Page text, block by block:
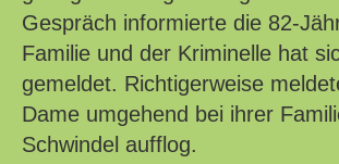
Gespräch informierte die 82-
Familie und der Kriminelle hat
gemeldet. Richtigerweise
Dame umgehend bei ihrer
Schwindel aufflog.